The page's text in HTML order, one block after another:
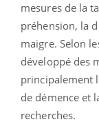
mesures de la
préhension, la
maigre. Selon
développé des
principalement
de démence et
recherches.